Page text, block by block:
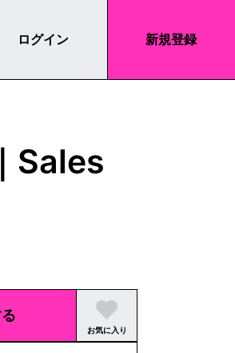
ログイン 新規登録
Sales
お気に入り